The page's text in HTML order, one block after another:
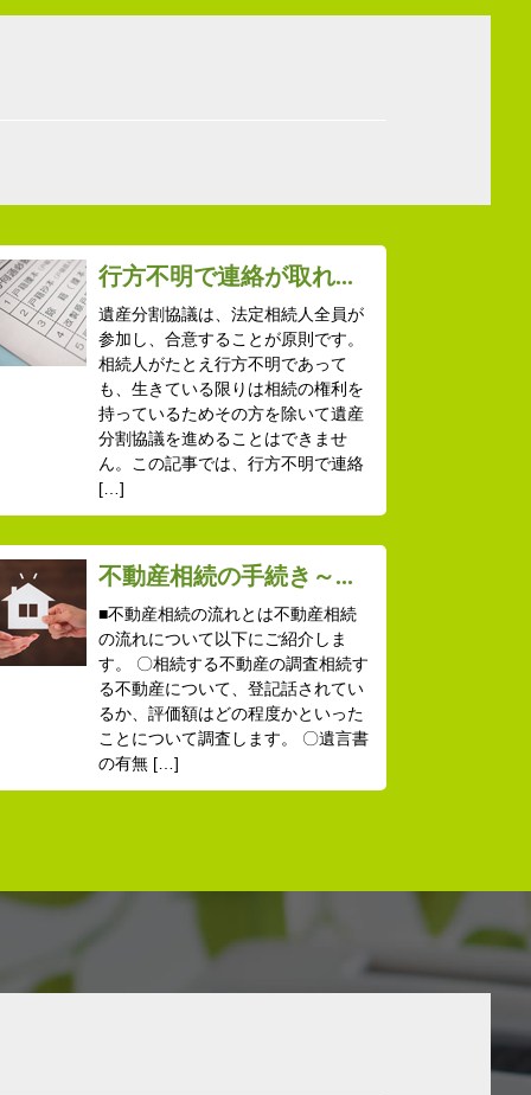
行方不明で連絡が取れ...
遺産分割協議は、法定相続人全員が
参加し、合意することが原則です。
相続人がたとえ行方不明であって
も、生きている限りは相続の権利を
持っているためその方を除いて遺産
分割協議を進めることはできませ
ん。この記事では、行方不明で連絡
[…]
不動産相続の手続き～...
■不動産相続の流れとは不動産相続
の流れについて以下にご紹介しま
す。 〇相続する不動産の調査相続す
る不動産について、登記話されてい
るか、評価額はどの程度かといった
ことについて調査します。 〇遺言書
の有無 […]